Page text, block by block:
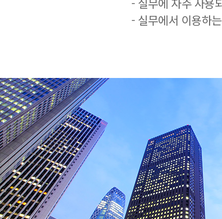
- 실무에서 이용하